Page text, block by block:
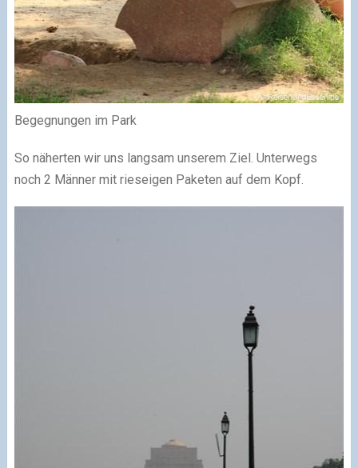
Begegnungen im Park
So näherten wir uns langsam unserem Ziel. Unterwegs
noch 2 Männer mit rieseigen Paketen auf dem Kopf.